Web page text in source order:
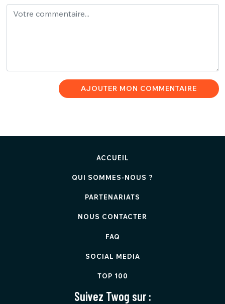
AJOUTER MON COMMENTAIRE
ACCUEIL
QUI SOMMES-NOUS ?
PARTENARIATS
NOUS CONTACTER
FAQ
SOCIAL MEDIA
TOP 100
Suivez Twog sur :